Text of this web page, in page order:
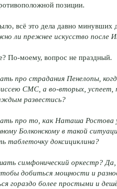
позиции.
всё это дела давно минувших
ли прежнее искусство после
По-моему, вопрос не праздный.
про страдания Пенелопы,
СМС, а во-вторых, успеет,
развестись?
про то, как Наташа Ростова
Болконскому в такой
таблеточку доксициклина?
симфонический оркестр?
добиться мощности и
гораздо более простыми и